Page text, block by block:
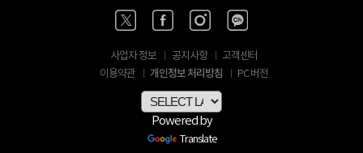
사업자 정보 공지사항
고객센터
이용약관
개인정보 처리방침 PC 버전
Powered by
Translate